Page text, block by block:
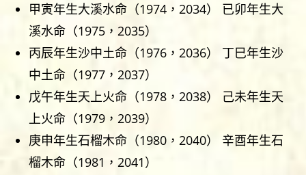
甲寅年生大溪水命（1974，2034） 已卯年生大
溪水命（1975，2035）
丙辰年生沙中土命（1976，2036） 丁巳年生沙
中土命（1977，2037）
戊午年生天上火命（1978，2038） 己未年生天
上火命（1979，2039）
庚申年生石榴木命（1980，2040） 辛酉年生石
榴木命（1981，2041）